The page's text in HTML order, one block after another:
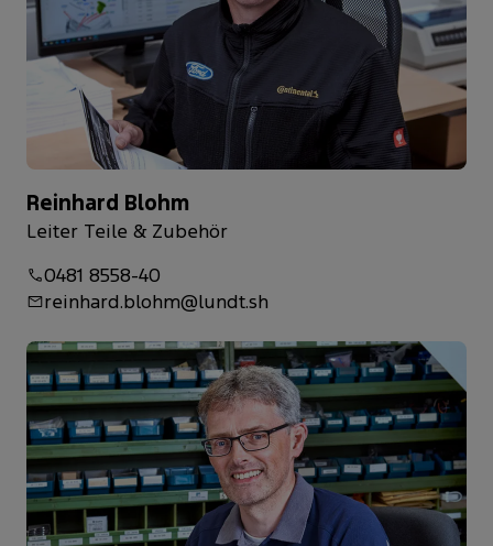
Reinhard Blohm
Leiter Teile & Zubehör
0481 8558-40
reinhard.blohm@lundt.sh